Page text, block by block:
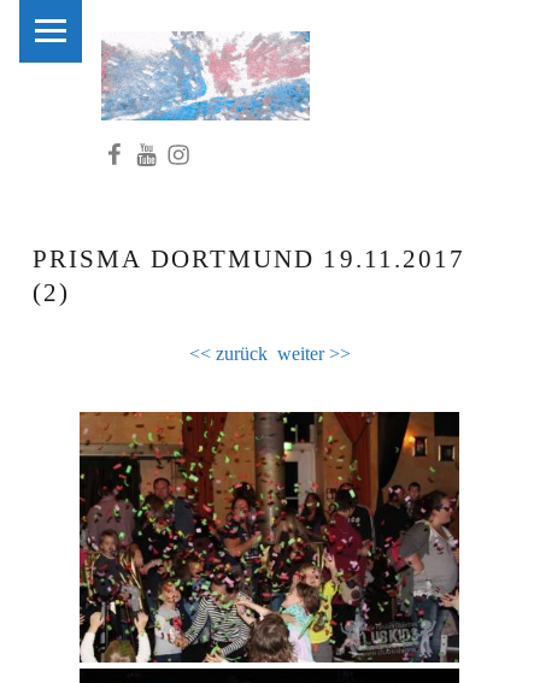
C
L
U
D
N
R
W
Facebook
Youtube
Instagram
PRISMA DORTMUND 19.11.2017
(2)
<< zurück weiter >>